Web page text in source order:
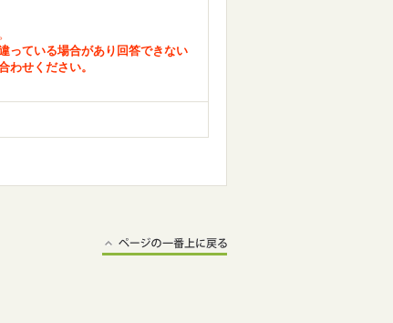
っている場合があり回答できない
わせください。